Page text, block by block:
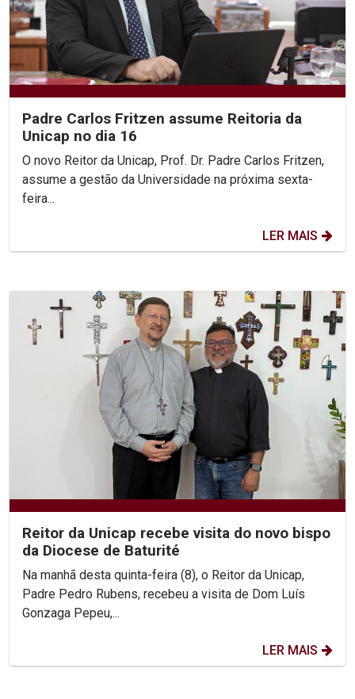
Padre Carlos Fritzen assume Reitoria da
Unicap no dia 16
O novo Reitor da Unicap, Prof. Dr. Padre Carlos Fritzen,
assume a gestão da Universidade na próxima sexta-
feira...
LER MAIS
Reitor da Unicap recebe visita do novo bispo
da Diocese de Baturité
Na manhã desta quinta-feira (8), o Reitor da Unicap,
Padre Pedro Rubens, recebeu a visita de Dom Luís
Gonzaga Pepeu,...
LER MAIS